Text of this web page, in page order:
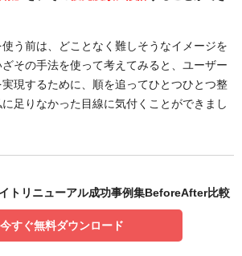
使う前は、どことなく難しそうなイメージを
その手法を使って考えてみると、ユーザー
現するために、順を追ってひとつひとつ整
足りなかった目線に気付くことができまし
トリニューアル成功事例集BeforeAfter比較
今すぐ無料ダウンロード